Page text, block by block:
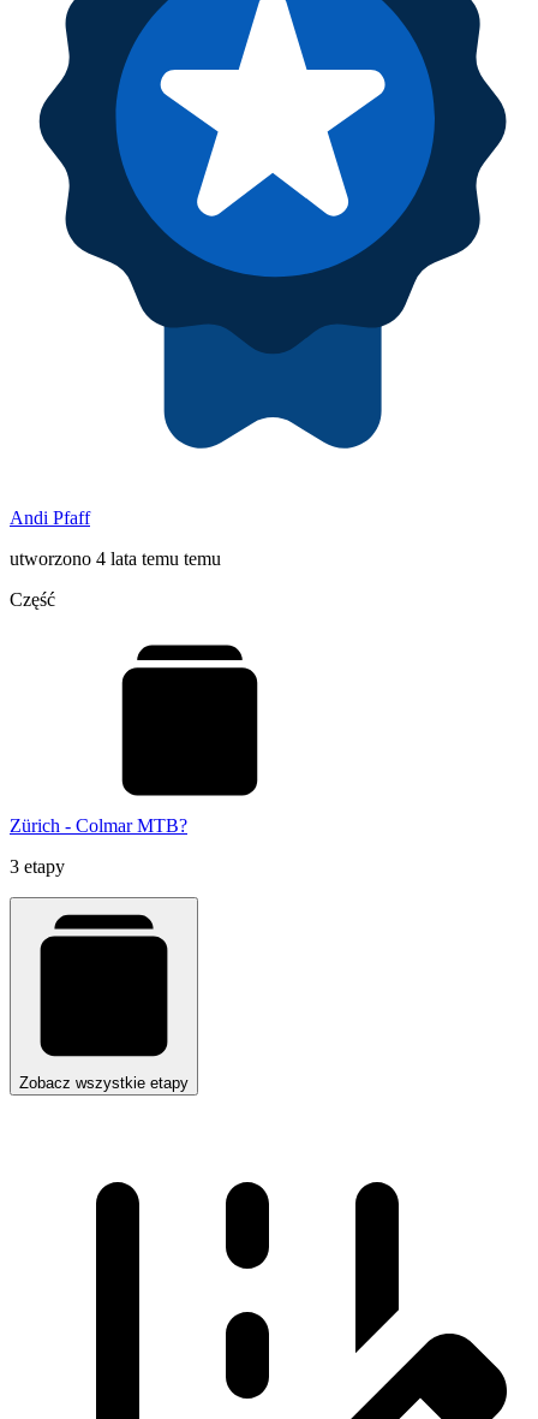
Andi Pfaff
utworzono 4 lata temu temu
Część
Zürich - Colmar MTB?
3 etapy
Zobacz wszystkie etapy